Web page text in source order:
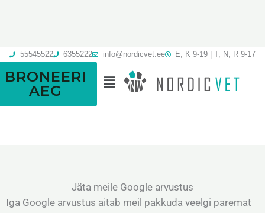
55545522 6355222 info@nordicvet.ee E, K 9-19 | T, N, R 9-17
BRONEERI
AEG
Menu
Jäta meile Google arvustus
Iga Google arvustus aitab meil pakkuda veelgi paremat